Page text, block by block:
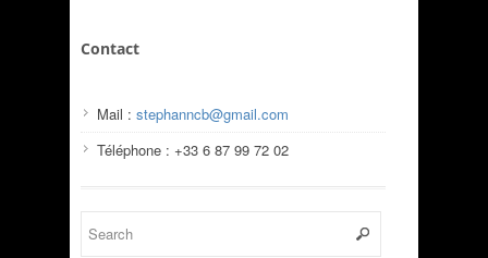
Contact
Mail : stephanncb@gmail.com
Téléphone : +33 6 87 99 72 02